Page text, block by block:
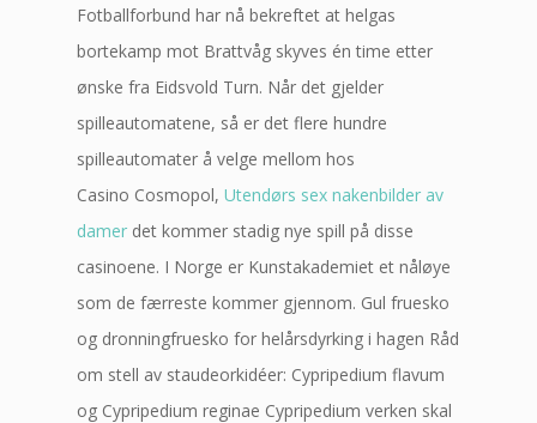
Fotballforbund har nå bekreftet at helgas
bortekamp mot Brattvåg skyves én time etter
ønske fra Eidsvold Turn. Når det gjelder
spilleautomatene, så er det flere hundre
spilleautomater å velge mellom hos
Casino Cosmopol, Utendørs sex nakenbilder av
damer det kommer stadig nye spill på disse
casinoene. I Norge er Kunstakademiet et nåløye
som de færreste kommer gjennom. Gul fruesko
og dronningfruesko for helårsdyrking i hagen Råd
om stell av staudeorkidéer: Cypripedium flavum
og Cypripedium reginae Cypripedium verken skal